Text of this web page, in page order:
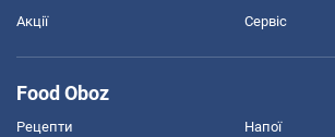
Акції Сервіс
Food Oboz
Рецепти Напої